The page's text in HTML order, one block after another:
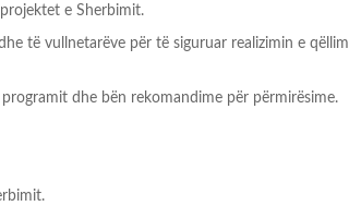
e Sherbimit.
të vullnetarëve për të siguruar realizimin e
dhe bën rekomandime për përmirësime.